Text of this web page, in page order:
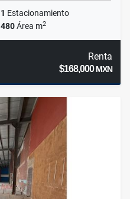
1 Estacionamiento
480Área m2
Renta
$168,000MXN